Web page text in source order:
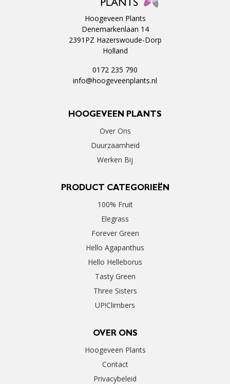
Hoogeveen Plants
Denemarkenlaan 14
2391PZ Hazerswoude-Dorp
Holland
0172 235 790
info@hoogeveenplants.nl
HOOGEVEEN PLANTS
Over Ons
Duurzaamheid
Werken Bij
PRODUCT CATEGORIEËN
100% Fruit
Elegrass
Forever Green
Hello Agapanthus
Hello Helleborus
Tasty Green
Three Sisters
UP!Climbers
OVER ONS
Hoogeveen Plants
Contact
Privacybeleid